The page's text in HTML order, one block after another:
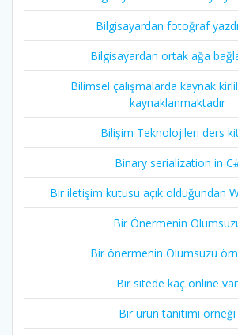
Bilgisayardan fotoğraf
Bilgisayardan ortak ağa
Bilimsel çalışmalarda kaynak
kaynaklanmaktadır
Bilişim Teknolojileri ders
Binary serialization in
Bir iletişim kutusu açık olduğundan
Bir Önermenin
Bir önermenin Olumsuzu
Bir sitede kaç online var
Bir ürün tanıtımı örneği